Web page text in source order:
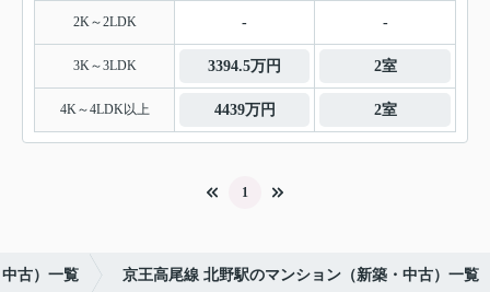
2K～2LDK - -
3K～3LDK 3394.5万円 2室
4K～4LDK以上 4439万円 2室
1
古）一覧 京王高尾線 北野駅のマンション（新築・中古）一覧